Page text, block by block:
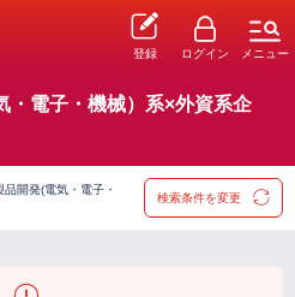
登録 ログイン メニュー
・電子・機械）系×外資系企
開発(電気・電子・
検索条件を変更